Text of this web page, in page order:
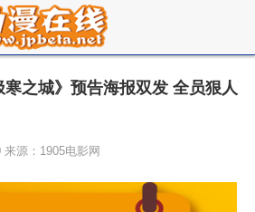
之城》预告海报双发 全员狠人
源：1905电影网